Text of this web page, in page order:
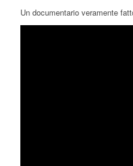
Un documentario veramente